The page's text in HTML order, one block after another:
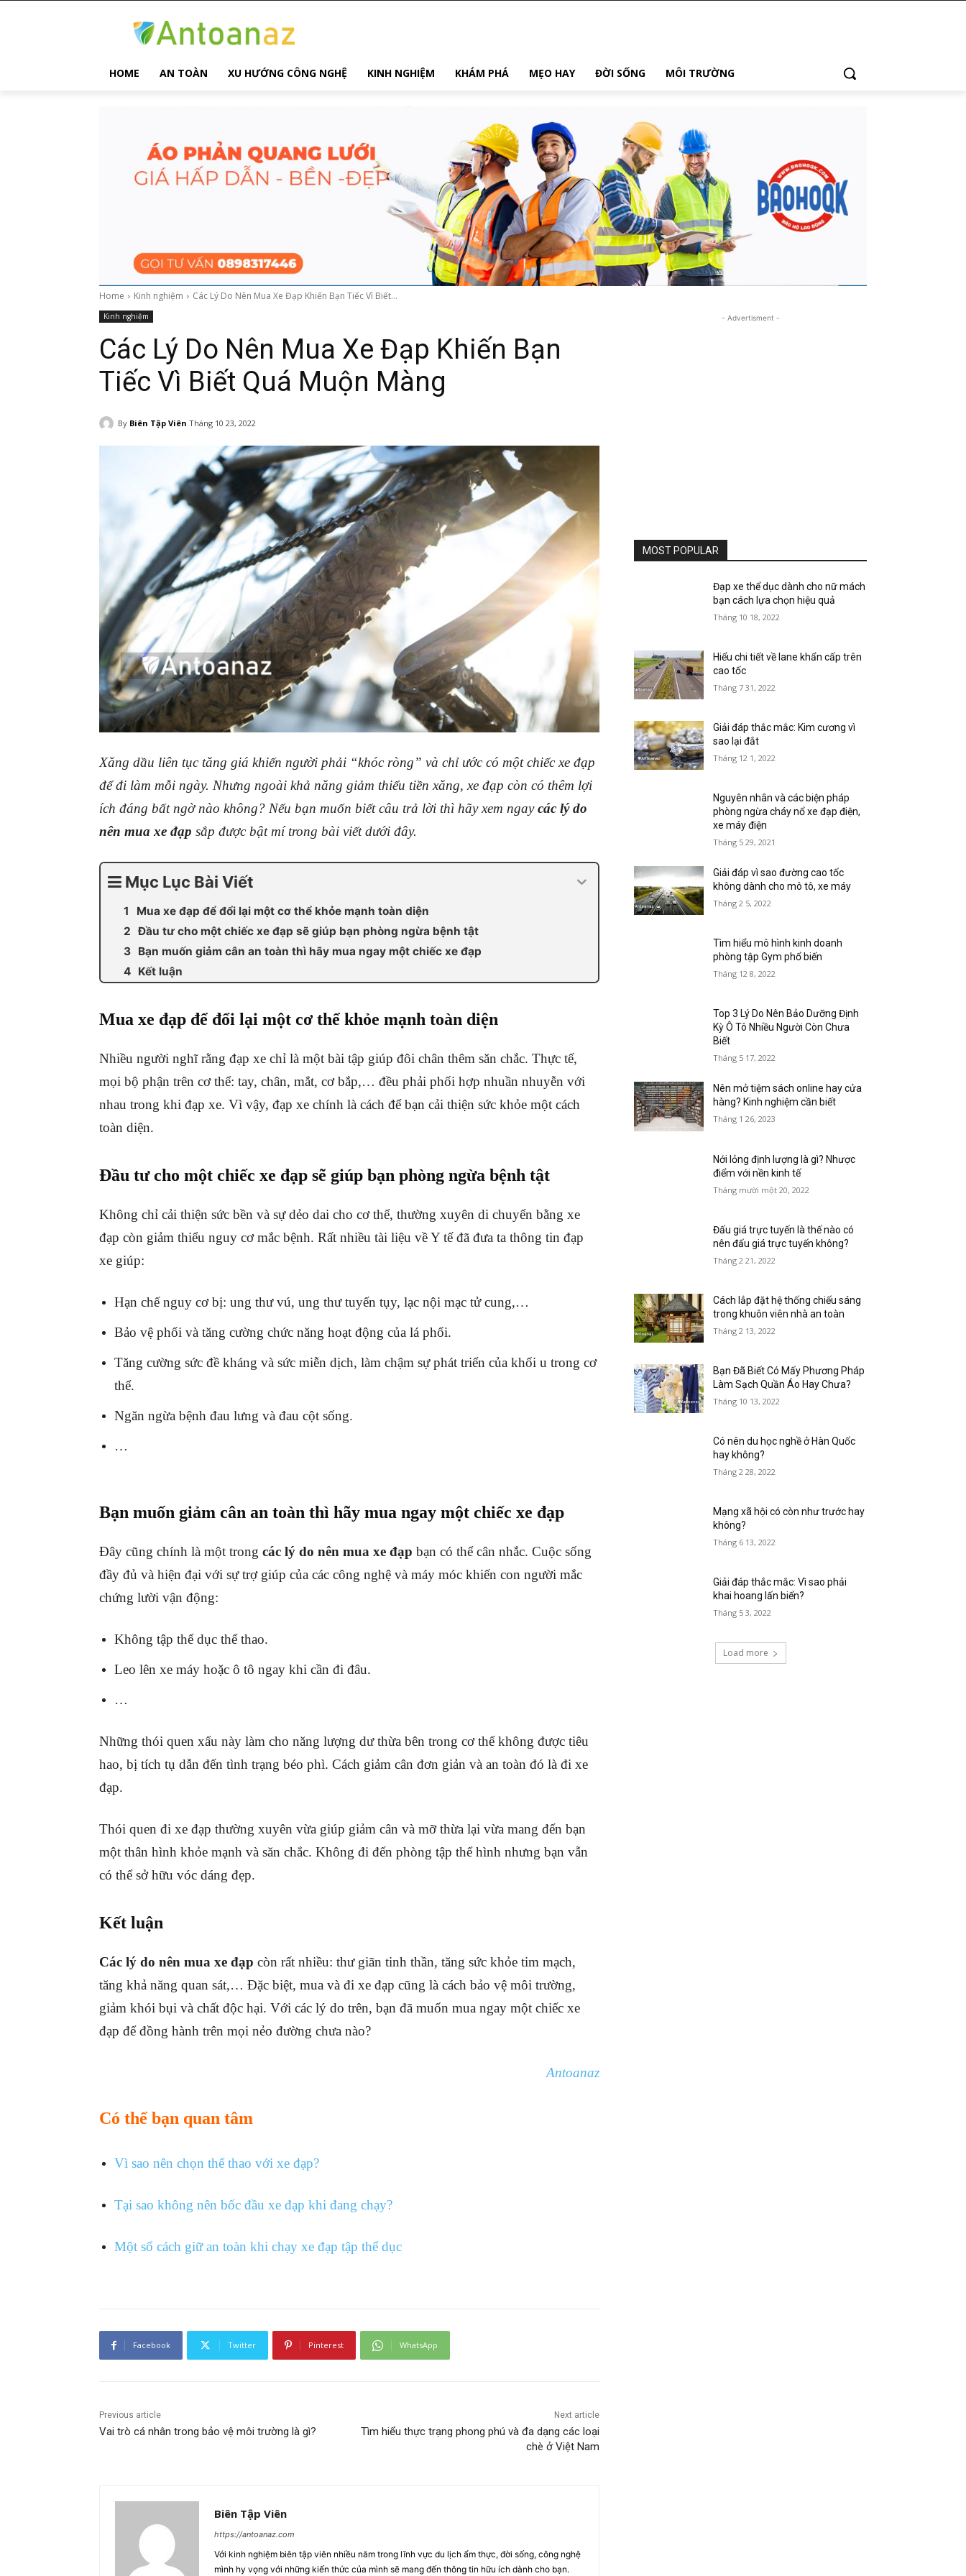
HOME AN TOÀN XU HƯỚNG CÔNG NGHỆ KINH NGHIỆM KHÁM PHÁ MẸO HAY ĐỜI SỐNG MÔI TRƯỜNG
Home Kinh nghiệm Các Lý Do Nên Mua Xe Đạp Khiến Bạn Tiếc Vì Biết...
Kinh nghiệm
Các Lý Do Nên Mua Xe Đạp Khiến Bạn
Tiếc Vì Biết Quá Muộn Màng
By Biên Tập Viên Tháng 10 23, 2022
Xăng dầu liên tục tăng giá khiến người phải “khóc ròng” và chỉ ước có một chiếc xe đạp
để đi làm mỗi ngày. Nhưng ngoài khả năng giảm thiểu tiền xăng, xe đạp còn có thêm lợi
ích đáng bất ngờ nào không? Nếu bạn muốn biết câu trả lời thì hãy xem ngaycác lý do
nên mua xe đạp sắp được bật mí trong bài viết dưới đây.
Mục Lục Bài Viết
Mua xe đạp để đổi lại một cơ thể khỏe mạnh toàn diện
Đầu tư cho một chiếc xe đạp sẽ giúp bạn phòng ngừa bệnh tật
Bạn muốn giảm cân an toàn thì hãy mua ngay một chiếc xe đạp
Kết luận
Mua xe đạp để đổi lại một cơ thể khỏe mạnh toàn diện
Nhiều người nghĩ rằng đạp xe chỉ là một bài tập giúp đôi chân thêm săn chắc. Thực tế,
mọi bộ phận trên cơ thể: tay, chân, mắt, cơ bắp,… đều phải phối hợp nhuần nhuyễn với
nhau trong khi đạp xe. Vì vậy, đạp xe chính là cách để bạn cải thiện sức khỏe một cách
toàn diện.
Đầu tư cho một chiếc xe đạp sẽ giúp bạn phòng ngừa bệnh tật
Không chỉ cải thiện sức bền và sự dẻo dai cho cơ thể, thường xuyên di chuyển bằng xe
đạp còn giảm thiểu nguy cơ mắc bệnh. Rất nhiều tài liệu về Y tế đã đưa ta thông tin đạp
xe giúp:
Hạn chế nguy cơ bị: ung thư vú, ung thư tuyến tụy, lạc nội mạc tử cung,…
Bảo vệ phổi và tăng cường chức năng hoạt động của lá phổi.
Tăng cường sức đề kháng và sức miễn dịch, làm chậm sự phát triển của khối u trong cơ
thể.
Ngăn ngừa bệnh đau lưng và đau cột sống.
…
Bạn muốn giảm cân an toàn thì hãy mua ngay một chiếc xe đạp
Đây cũng chính là một trong các lý do nên mua xe đạp bạn có thể cân nhắc. Cuộc sống
đầy đủ và hiện đại với sự trợ giúp của các công nghệ và máy móc khiến con người mắc
chứng lười vận động:
Không tập thể dục thể thao.
Leo lên xe máy hoặc ô tô ngay khi cần đi đâu.
…
Những thói quen xấu này làm cho năng lượng dư thừa bên trong cơ thể không được tiêu
hao, bị tích tụ dẫn đến tình trạng béo phì. Cách giảm cân đơn giản và an toàn đó là đi xe
đạp.
Thói quen đi xe đạp thường xuyên vừa giúp giảm cân và mỡ thừa lại vừa mang đến bạn
một thân hình khỏe mạnh và săn chắc. Không đi đến phòng tập thể hình nhưng bạn vẫn
có thể sở hữu vóc dáng đẹp.
Kết luận
Các lý do nên mua xe đạp còn rất nhiều: thư giãn tinh thần, tăng sức khỏe tim mạch,
tăng khả năng quan sát,… Đặc biệt, mua và đi xe đạp cũng là cách bảo vệ môi trường,
giảm khói bụi và chất độc hại. Với các lý do trên, bạn đã muốn mua ngay một chiếc xe
đạp để đồng hành trên mọi nẻo đường chưa nào?
Antoanaz
Có thể bạn quan tâm
Vì sao nên chọn thể thao với xe đạp?
Tại sao không nên bốc đầu xe đạp khi đang chạy?
Một số cách giữ an toàn khi chạy xe đạp tập thể dục
Facebook Twitter Pinterest WhatsApp
Previous article
Vai trò cá nhân trong bảo vệ môi trường là gì?
Next article
Tìm hiểu thực trạng phong phú và đa dạng các loại
chè ở Việt Nam
Biên Tập Viên
https://antoanaz.com
Với kinh nghiệm biên tập viên nhiều năm trong lĩnh vực du lịch ẩm thực, đời sống, công nghệ
mình hy vọng với những kiến thức của mình sẽ mang đến thông tin hữu ích dành cho bạn.
- Advertisment -
MOST POPULAR
Đạp xe thể dục dành cho nữ mách
bạn cách lựa chọn hiệu quả
Tháng 10 18, 2022
Hiểu chi tiết về lane khẩn cấp trên
cao tốc
Tháng 7 31, 2022
Giải đáp thắc mắc: Kim cương vì
sao lại đắt
Tháng 12 1, 2022
Nguyên nhân và các biện pháp
phòng ngừa cháy nổ xe đạp điện,
xe máy điện
Tháng 5 29, 2021
Giải đáp vì sao đường cao tốc
không dành cho mô tô, xe máy
Tháng 2 5, 2022
Tìm hiểu mô hình kinh doanh
phòng tập Gym phổ biến
Tháng 12 8, 2022
Top 3 Lý Do Nên Bảo Dưỡng Định
Kỳ Ô Tô Nhiều Người Còn Chưa
Biết
Tháng 5 17, 2022
Nên mở tiệm sách online hay cửa
hàng? Kinh nghiệm cần biết
Tháng 1 26, 2023
Nới lỏng định lượng là gì? Nhược
điểm với nền kinh tế
Tháng mười một 20, 2022
Đấu giá trực tuyến là thế nào có
nên đấu giá trực tuyến không?
Tháng 2 21, 2022
Cách lắp đặt hệ thống chiếu sáng
trong khuôn viên nhà an toàn
Tháng 2 13, 2022
Bạn Đã Biết Có Mấy Phương Pháp
Làm Sạch Quần Áo Hay Chưa?
Tháng 10 13, 2022
Có nên du học nghề ở Hàn Quốc
hay không?
Tháng 2 28, 2022
Mạng xã hội có còn như trước hay
không?
Tháng 6 13, 2022
Giải đáp thắc mắc: Vì sao phải
khai hoang lấn biển?
Tháng 5 3, 2022
Load more